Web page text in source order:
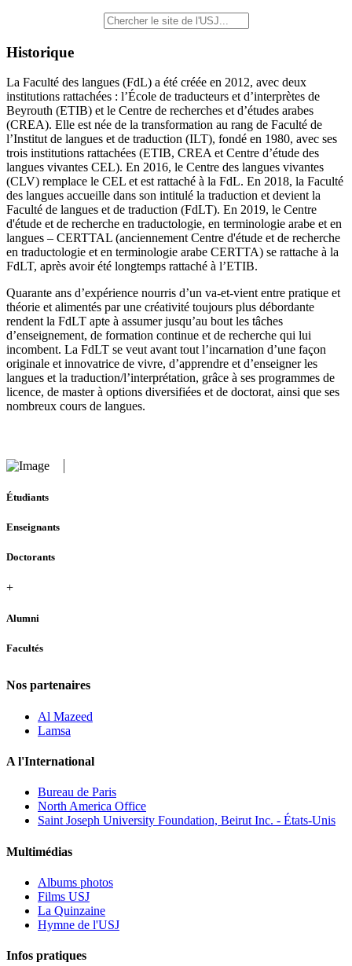
Historique
La Faculté des langues (FdL) a été créée en 2012, avec deux
institutions rattachées : l’École de traducteurs et d’interprètes de
Beyrouth (ETIB) et le Centre de recherches et d’études arabes
(CREA). Elle est née de la transformation au rang de Faculté de
l’Institut de langues et de traduction (ILT), fondé en 1980, avec ses
trois institutions rattachées (ETIB, CREA et Centre d’étude des
langues vivantes CEL). En 2016, le Centre des langues vivantes
(CLV) remplace le CEL et est rattaché à la FdL. En 2018, la Faculté
des langues accueille dans son intitulé la traduction et devient la
Faculté de langues et de traduction (FdLT). En 2019, le Centre
d'étude et de recherche en traductologie, en terminologie arabe et en
langues – CERTTAL (anciennement Centre d'étude et de recherche
en traductologie et en terminologie arabe CERTTA) se rattache à la
FdLT, après avoir été longtemps rattaché à l’ETIB.
Quarante ans d’expérience nourris d’un va-et-vient entre pratique et
théorie et alimentés par une créativité toujours plus débordante
rendent la FdLT apte à assumer jusqu’au bout les tâches
d’enseignement, de formation continue et de recherche qui lui
incombent. La FdLT se veut avant tout l’incarnation d’une façon
originale et innovatrice de vivre, d’apprendre et d’enseigner les
langues et la traduction/l’interprétation, grâce à ses programmes de
licence, de master à options diversifiées et de doctorat, ainsi que ses
nombreux cours de langues.
Étudiants
Enseignants
Doctorants
+
Alumni
Facultés
Nos partenaires
Al Mazeed
Lamsa
A l'International
Bureau de Paris
North America Office
Saint Joseph University Foundation, Beirut Inc. - États-Unis
Multimédias
Albums photos
Films USJ
La Quinzaine
Hymne de l'USJ
Infos pratiques